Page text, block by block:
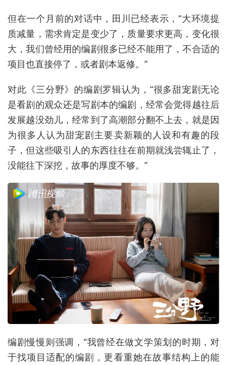
但在一个月前的对话中，田川已经表示，“大环境提
质减量，需求肯定是变少了，质量要求更高，变化很
大，我们曾经用的编剧很多已经不能用了，不合适的
项目也直接停了，或者剧本返修。”
对此《三分野》的编剧罗辑认为，“很多甜宠剧无论
是看剧的观众还是写剧本的编剧，经常会觉得越往后
发展越没劲儿，经常到了高潮部分翻不上去，就是因
为很多人认为甜宠剧主要卖新颖的人设和有趣的段
子，但这些吸引人的东西往往在前期就浅尝辄止了，
没能往下深挖，故事的厚度不够。”
编剧慢慢则强调，“我曾经在做文学策划的时期，对
于找项目适配的编剧，更看重她在故事结构上的能